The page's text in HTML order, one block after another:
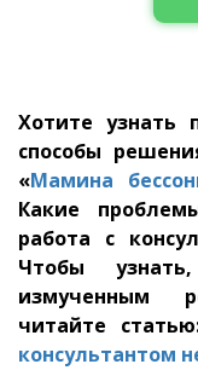
Хотите узнать
способы
«Мамина
Какие
работа с
Чтобы
измученным
читайте
консультантом